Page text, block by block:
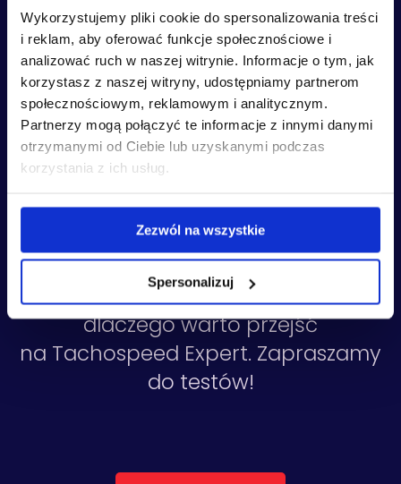
Wykorzystujemy pliki cookie do spersonalizowania treści
i reklam, aby oferować funkcje społecznościowe i
analizować ruch w naszej witrynie. Informacje o tym, jak
korzystasz z naszej witryny, udostępniamy partnerom
społecznościowym, reklamowym i analitycznym.
Partnerzy mogą połączyć te informacje z innymi danymi
otrzymanymi od Ciebie lub uzyskanymi podczas
korzystania z ich usług.
Zezwól na wszystkie
Spersonalizuj
Testuj za darmo przez 14
Sprawdź pełną wersję naszego
oprogramowania i przekonaj się,
dlaczego warto przejść
na Tachospeed Expert. Zapraszamy
do testów!